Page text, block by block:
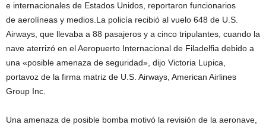
e internacionales de Estados Unidos, reportaron funcionarios
de aerolíneas y medios.La policía recibió al vuelo 648 de U.S.
Airways, que llevaba a 88 pasajeros y a cinco tripulantes, cuando la
nave aterrizó en el Aeropuerto Internacional de Filadelfia debido a
una «posible amenaza de seguridad», dijo Victoria Lupica,
portavoz de la firma matriz de U.S. Airways, American Airlines
Group Inc.
Una amenaza de posible bomba motivó la revisión de la aeronave,